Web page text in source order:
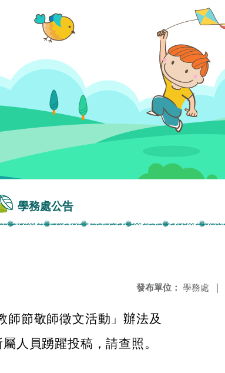
學務處公告
發布單位： 學務處 |
師節敬師徵文活動」辦法及
人員踴躍投稿，請查照。